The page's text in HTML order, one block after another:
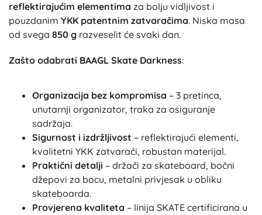
reflektirajućim elementima za bolju vidljivost i
pouzdanim YKK patentnim zatvaračima. Niska masa
od svega 850 g razveselit će svaki dan.
Zašto odabrati BAAGL Skate Darkness:
Organizacija bez kompromisa – 3 pretinca,
unutarnji organizator, traka za osiguranje
sadržaja.
Sigurnost i izdržljivost – reflektirajući elementi,
kvalitetni YKK zatvarači, robustan materijal.
Praktični detalji – držači za skateboard, bočni
džepovi za bocu, metalni privjesak u obliku
skateboarda.
Provjerena kvaliteta – linija SKATE certificirana u